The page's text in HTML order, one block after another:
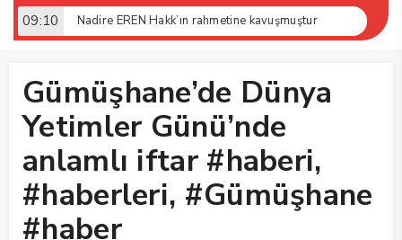
09:10 Nadire EREN Hakk’ın rahmetine kavuşmuştur
Gümüşhane’de Dünya
Yetimler Günü’nde
anlamlı iftar #haberi,
#haberleri, #Gümüşhane
#haber